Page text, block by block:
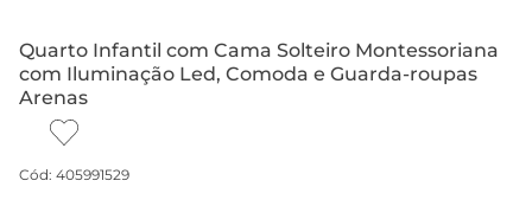
Quarto Infantil com Cama Solteiro Montessoriana
com Iluminação Led, Comoda e Guarda-roupas
Arenas
Cód: 405991529